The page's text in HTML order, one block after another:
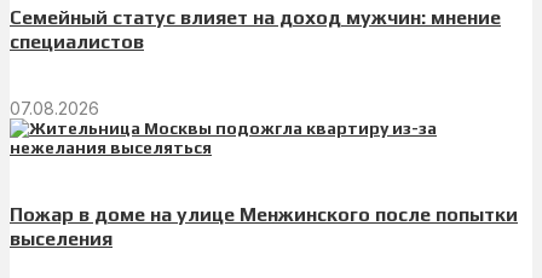
Семейный статус влияет на доход мужчин: мнение
специалистов
07.08.2026
Пожар в доме на улице Менжинского после попытки
выселения